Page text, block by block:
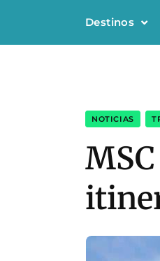
Destinos
NOTICIAS